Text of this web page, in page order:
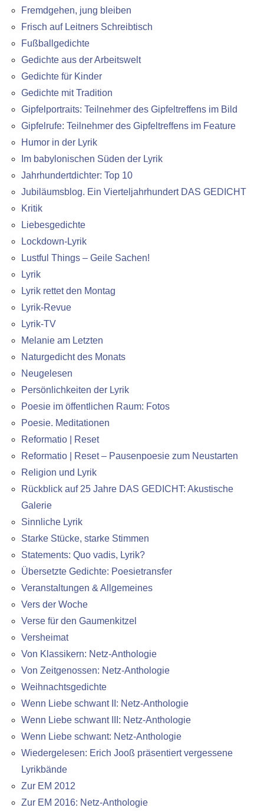
Fremdgehen, jung bleiben
Frisch auf Leitners Schreibtisch
Fußballgedichte
Gedichte aus der Arbeitswelt
Gedichte für Kinder
Gedichte mit Tradition
Gipfelportraits: Teilnehmer des Gipfeltreffens im Bild
Gipfelrufe: Teilnehmer des Gipfeltreffens im Feature
Humor in der Lyrik
Im babylonischen Süden der Lyrik
Jahrhundertdichter: Top 10
Jubiläumsblog. Ein Vierteljahrhundert DAS GEDICHT
Kritik
Liebesgedichte
Lockdown-Lyrik
Lustful Things – Geile Sachen!
Lyrik
Lyrik rettet den Montag
Lyrik-Revue
Lyrik-TV
Melanie am Letzten
Naturgedicht des Monats
Neugelesen
Persönlichkeiten der Lyrik
Poesie im öffentlichen Raum: Fotos
Poesie. Meditationen
Reformatio | Reset
Reformatio | Reset – Pausenpoesie zum Neustarten
Religion und Lyrik
Rückblick auf 25 Jahre DAS GEDICHT: Akustische
Galerie
Sinnliche Lyrik
Starke Stücke, starke Stimmen
Statements: Quo vadis, Lyrik?
Übersetzte Gedichte: Poesietransfer
Veranstaltungen & Allgemeines
Vers der Woche
Verse für den Gaumenkitzel
Versheimat
Von Klassikern: Netz-Anthologie
Von Zeitgenossen: Netz-Anthologie
Weihnachtsgedichte
Wenn Liebe schwant II: Netz-Anthologie
Wenn Liebe schwant III: Netz-Anthologie
Wenn Liebe schwant: Netz-Anthologie
Wiedergelesen: Erich Jooß präsentiert vergessene
Lyrikbände
Zur EM 2012
Zur EM 2016: Netz-Anthologie